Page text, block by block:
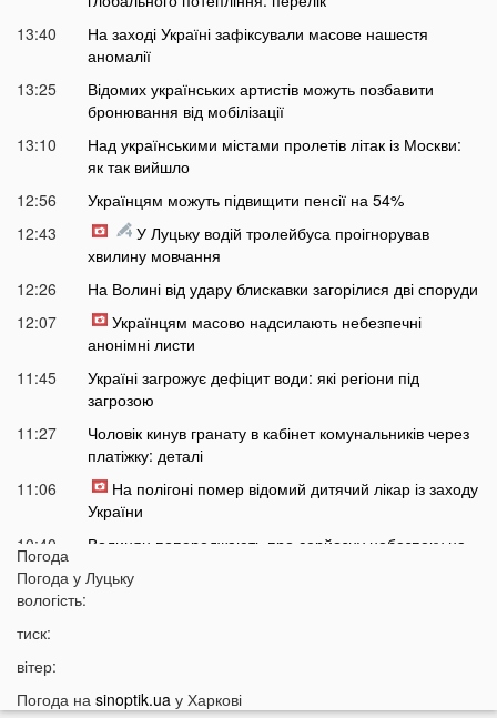
13:40
На заході Україні зафіксували масове нашестя
аномалії
13:25
Відомих українських артистів можуть позбавити
бронювання від мобілізації
13:10
Над українськими містами пролетів літак із Москви:
як так вийшло
12:56
Українцям можуть підвищити пенсії на 54%
12:43
У Луцьку водій тролейбуса проігнорував
хвилину мовчання
12:26
На Волині від удару блискавки загорілися дві споруди
12:07
Українцям масово надсилають небезпечні
анонімні листи
11:45
Україні загрожує дефіцит води: які регіони під
загрозою
11:27
Чоловік кинув гранату в кабінет комунальників через
платіжку: деталі
11:06
На полігоні помер відомий дитячий лікар із заходу
України
10:40
Волинян попереджають про серйозну небезпеку на
10:15
Погода
Погода у Луцьку
вологість:
тиск:
вітер:
Погода на sinoptik.ua у Харкові